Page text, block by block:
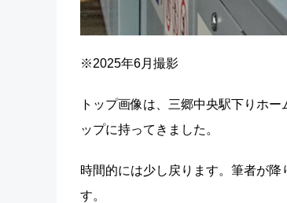
※2025年6月撮影
トップ画像は、三郷中央駅下りホ
ップに持ってきました。
時間的には少し戻ります。筆者が
す。